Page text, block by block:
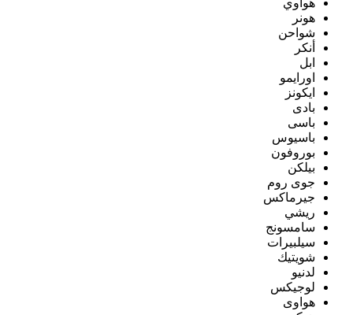
هواوي
هونر
شواحن
أنكر
ابل
اورايمو
ايكونز
بادى
باسى
باسيوس
بوروفون
بيلكن
جوى روم
جيرماكس
ريشي
سامسونج
سيلبيرات
شويتيك
لدنيو
لوجيكس
هواوى